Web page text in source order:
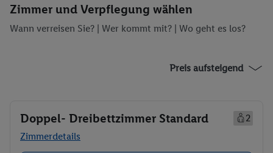
Zimmer und Verpflegung wählen
Wann verreisen Sie? | Wer kommt mit? | Wo geht es los?
Preis aufsteigend
Doppel- Dreibettzimmer Standard
2
Zimmerdetails